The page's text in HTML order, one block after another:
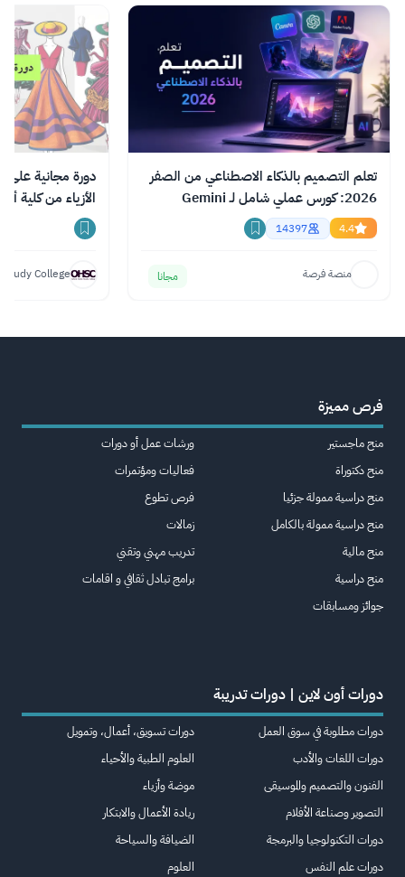
تعلم التصميم بالذكاء الاصطناعي من الصفر
2026: كورس عملي شامل لـ Gemini
وChatGPT وClaude
4.4
14397
منصة فرصة مجانا
دورة مجانية على
الأزياء من كلية
College
فرص مميزة
منح ماجستير
منح دكتوراة
منح دراسية ممولة جزئيا
منح دراسية ممولة بالكامل
منح مالية
منح دراسية
جوائز ومسابقات
ورشات عمل أو دورات
فعاليات ومؤتمرات
فرص تطوع
زمالات
تدريب مهني وتقني
برامج تبادل ثقافي و اقامات
دورات أون لاين | دورات تدريبة
دورات مطلوبة في سوق العمل
دورات اللغات والأدب
الفنون والتصميم والموسيقى
التصوير وصناعة الأفلام
دورات التكنولوجيا والبرمجة
دورات علم النفس
دورات تسويق، أعمال، وتمويل
العلوم الطبية والأحياء
موضة وأزياء
ريادة الأعمال والابتكار
الضيافة والسياحة
العلوم